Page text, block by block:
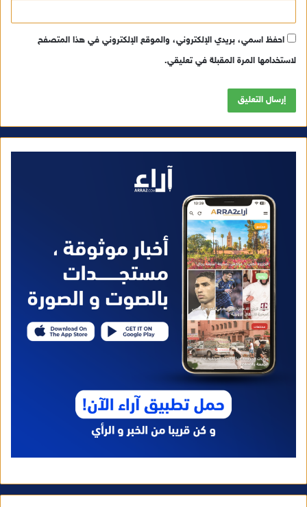
احفظ اسمي، بريدي الإلكتروني، والموقع الإلكتروني في هذا المتصفح
لاستخدامها المرة المقبلة في تعليقي.